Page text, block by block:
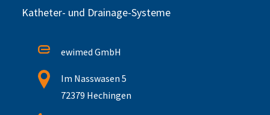
Katheter- und Drainage-Systeme
ewimed GmbH
Im Nasswasen 5
72379 Hechingen